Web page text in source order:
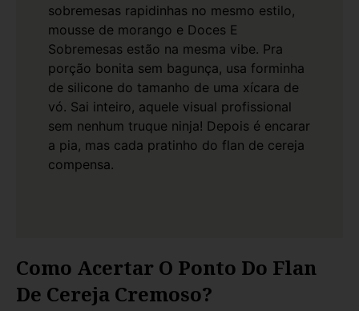
sobremesas rapidinhas no mesmo estilo,
mousse de morango e Doces E
Sobremesas estão na mesma vibe. Pra
porção bonita sem bagunça, usa forminha
de silicone do tamanho de uma xícara de
vó. Sai inteiro, aquele visual profissional
sem nenhum truque ninja! Depois é encarar
a pia, mas cada pratinho do flan de cereja
compensa.
Como Acertar O Ponto Do Flan
De Cereja Cremoso?